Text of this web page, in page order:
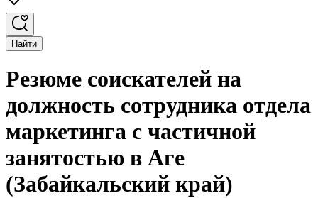
Найти
Резюме соискателей на
должность сотрудника отдела
маркетинга с частичной
занятостью в Аге
(Забайкальский край)